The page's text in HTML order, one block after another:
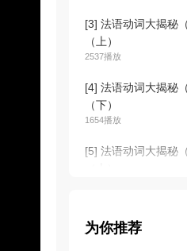
[3] 法语动词大揭秘（
（上）
2537播放
[4] 法语动词大揭秘（
（下）
1654播放
[5] 法语动词大揭秘（
（下）
为你推荐